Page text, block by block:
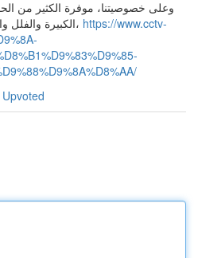
وعلى خصوصيتنا، موفرة الكثير من
الكبيرة والفلل والاماكن الهامة كالسفارات وغيرها، https://www.cctv-